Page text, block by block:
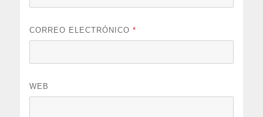
CORREO ELECTRÓNICO*
WEB